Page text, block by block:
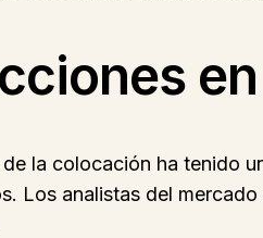
de la colocación ha tenido
Los analistas del